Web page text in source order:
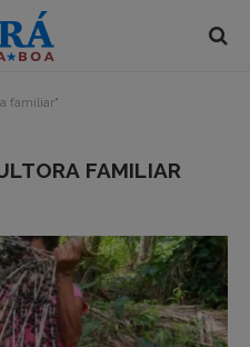
familiar"
FAMILIAR